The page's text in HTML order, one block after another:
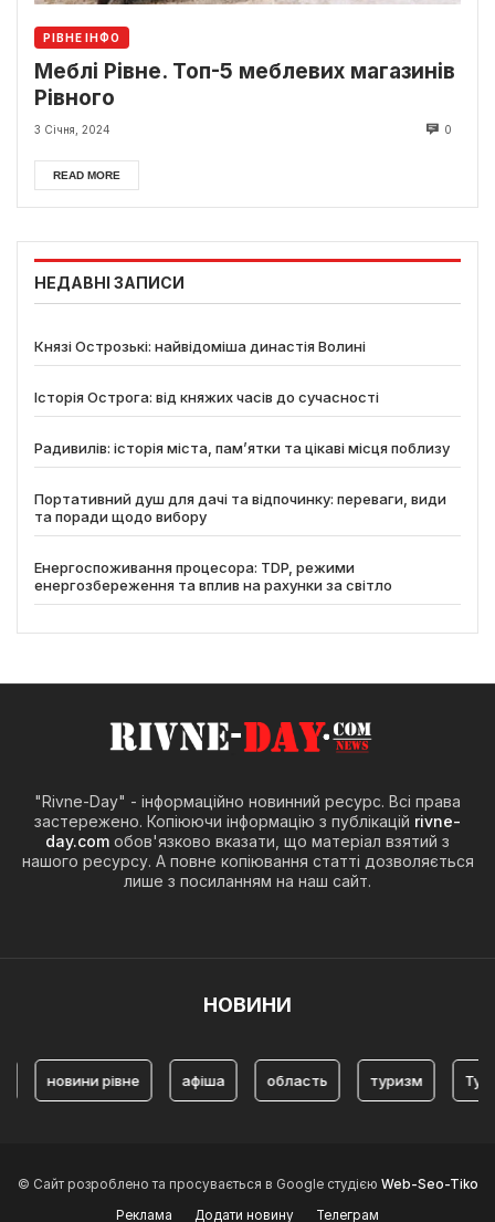
РІВНЕ ІНФО
Меблі Рівне. Топ-5 меблевих магазинів
Рівного
3 Січня, 2024 0
READ MORE
НЕДАВНІ ЗАПИСИ
Князі Острозькі: найвідоміша династія Волині
Історія Острога: від княжих часів до сучасності
Радивилів: історія міста, пам’ятки та цікаві місця поблизу
Портативний душ для дачі та відпочинку: переваги, види
та поради щодо вибору
Енергоспоживання процесора: TDP, режими
енергозбереження та вплив на рахунки за світло
"Rivne-Day" - інформаційно новинний ресурс. Всі права
застережено. Копіюючи інформацію з публікацій rivne-
day.com обов'язково вказати, що матеріал взятий з
нашого ресурсу. А повне копіювання статті дозволяється
лише з посиланням на наш сайт.
НОВИНИ
рівне афіша область туризм Туризм Рівне
© Сайт розроблено та просувається в Google студією Web-Seo-Tiko
Реклама
Додати новину Телеграм